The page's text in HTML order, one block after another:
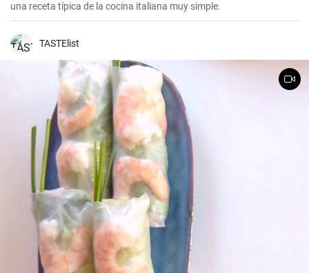
una receta típica de la cocina italiana muy simple.
TASTElist